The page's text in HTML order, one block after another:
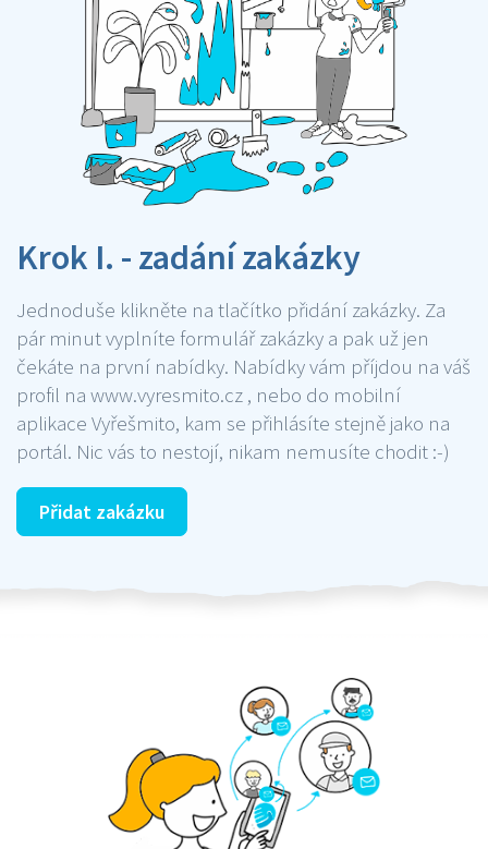
Krok I. - zadání zakázky
Jednoduše klikněte na tlačítko přidání zakázky. Za
pár minut vyplníte formulář zakázky a pak už jen
čekáte na první nabídky. Nabídky vám příjdou na váš
profil na www.vyresmito.cz , nebo do mobilní
aplikace Vyřešmito, kam se přihlásíte stejně jako na
portál. Nic vás to nestojí, nikam nemusíte chodit :-)
Přidat zakázku